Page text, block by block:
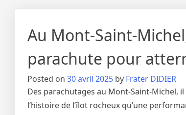
Au Mont-Saint-
parachute pour
Posted on 30 avril 2025 by Frater DIDIER
Des parachutages au Mont-Saint-Michel,
l’histoire de l’îlot rocheux qu’une